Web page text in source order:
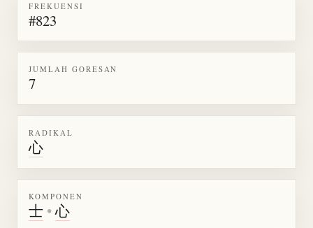
FREKUENSI
#823
JUMLAH GORESAN
7
RADIKAL
心
KOMPONEN
士 •心